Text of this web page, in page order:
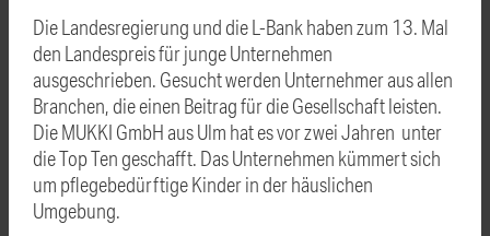
Die Landesregierung und die L-Bank haben zum 13. Mal
den Landespreis für junge Unternehmen
ausgeschrieben. Gesucht werden Unternehmer aus allen
Branchen, die einen Beitrag für die Gesellschaft leisten.
Die MUKKI GmbH aus Ulm hat es vor zwei Jahren unter
die Top Ten geschafft. Das Unternehmen kümmert sich
um pflegebedürftige Kinder in der häuslichen
Umgebung.